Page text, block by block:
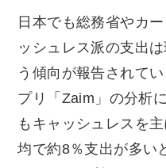
日本でも総務省やカ
ッシュレス派の支出
う傾向が報告されて
プリ「Zaim」の分析
もキャッシュレスを
均で約8％支出が多い